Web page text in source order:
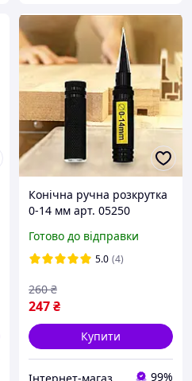
Конічна ручна розкрутка
0-14 мм арт. 05250
Готово до відправки
5.0 (4)
247₴
260 ₴
Купити
99%